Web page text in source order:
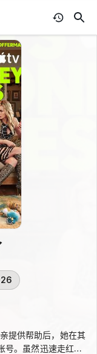
提供帮助后，她在其
。虽然迅速走红，